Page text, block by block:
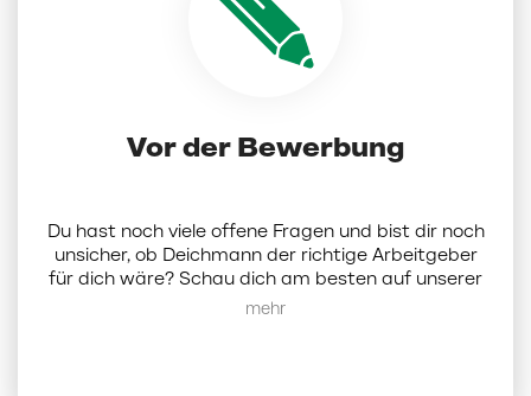
Vor der Bewerbung
Du hast noch viele offene Fragen und bist dir noch
unsicher, ob Deichmann der richtige Arbeitgeber
für dich wäre? Schau dich am besten auf unserer
findest du alle Infos zu uns
Mehr anzeigen